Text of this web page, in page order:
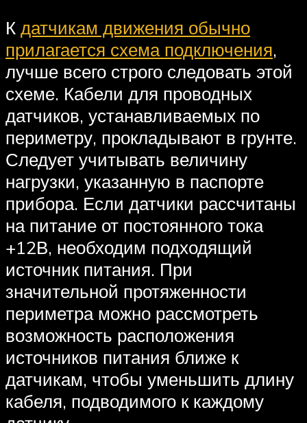
К датчикам движения обычно
прилагается схема подключения,
лучше всего строго следовать этой
схеме. Кабели для проводных
датчиков, устанавливаемых по
периметру, прокладывают в грунте.
Следует учитывать величину
нагрузки, указанную в паспорте
прибора. Если датчики рассчитаны
на питание от постоянного тока
+12В, необходим подходящий
источник питания. При
значительной протяженности
периметра можно рассмотреть
возможность расположения
источников питания ближе к
датчикам, чтобы уменьшить длину
кабеля, подводимого к каждому